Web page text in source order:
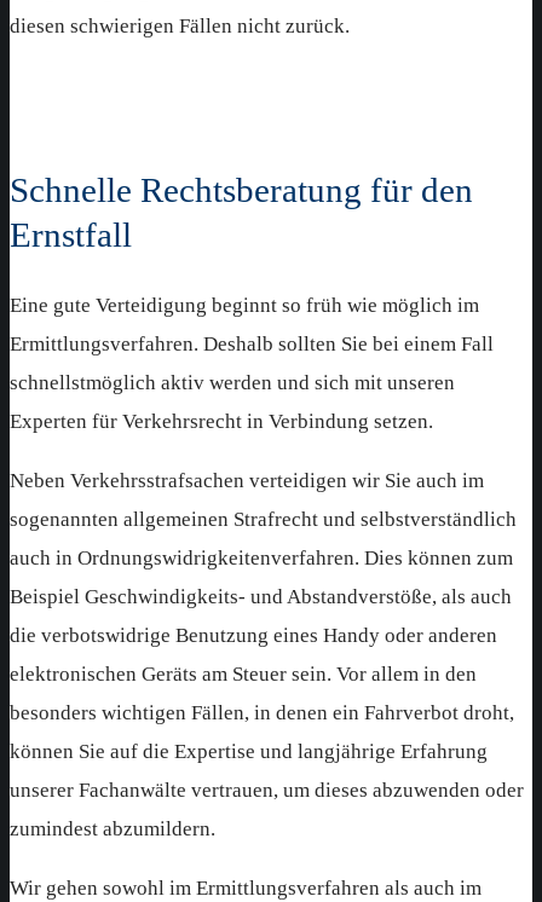
diesen schwierigen Fällen nicht zurück.
Schnelle Rechtsberatung für den
Ernstfall
Eine gute Verteidigung beginnt so früh wie möglich im
Ermittlungsverfahren. Deshalb sollten Sie bei einem Fall
schnellstmöglich aktiv werden und sich mit unseren
Experten für Verkehrsrecht in Verbindung setzen.
Neben Verkehrsstrafsachen verteidigen wir Sie auch im
sogenannten allgemeinen Strafrecht und selbstverständlich
auch in Ordnungswidrigkeitenverfahren. Dies können zum
Beispiel Geschwindigkeits- und Abstandverstöße, als auch
die verbotswidrige Benutzung eines Handy oder anderen
elektronischen Geräts am Steuer sein. Vor allem in den
besonders wichtigen Fällen, in denen ein Fahrverbot droht,
können Sie auf die Expertise und langjährige Erfahrung
unserer Fachanwälte vertrauen, um dieses abzuwenden oder
zumindest abzumildern.
Wir gehen sowohl im Ermittlungsverfahren als auch im